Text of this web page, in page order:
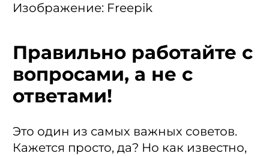
Изображение: Freepik
Правильно работайте с
вопросами, а не с
ответами!
Это один из самых важных советов.
Кажется просто, да? Но как известно,